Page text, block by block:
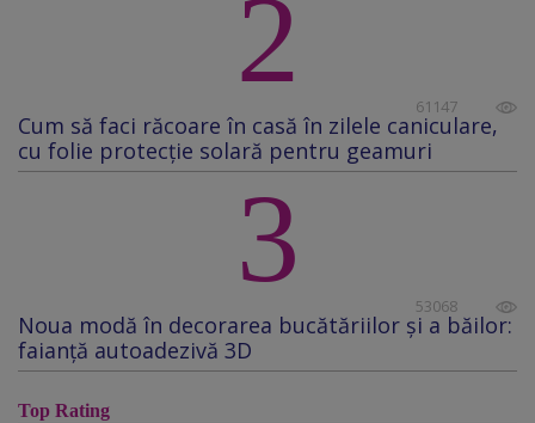
2 61147
Cum să faci răcoare în casă în zilele caniculare,
cu folie protecţie solară pentru geamuri
3 53068
Noua modă în decorarea bucătăriilor și a băilor:
faianță autoadezivă 3D
Top Rating